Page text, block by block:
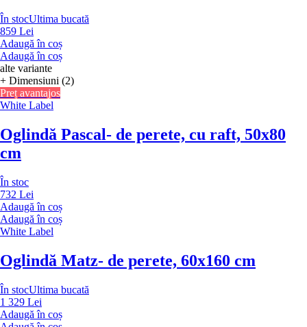
În stocUltima bucată
859 Lei
Adaugă în coș
Adaugă în coș
alte variante
+ Dimensiuni (2)
Preț avantajos
White Label
Oglindă Pascal- de perete, cu raft, 50x80
cm
În stoc
732 Lei
Adaugă în coș
Adaugă în coș
White Label
Oglindă Matz- de perete, 60x160 cm
În stocUltima bucată
1 329 Lei
Adaugă în coș